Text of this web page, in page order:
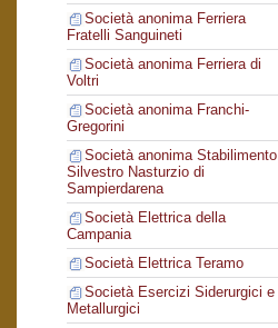
Società anonima Ferriera
Fratelli Sanguineti
Società anonima Ferriera di
Voltri
Società anonima Franchi-
Gregorini
Società anonima Stabilimento
Silvestro Nasturzio di
Sampierdarena
Società Elettrica della
Campania
Società Elettrica Teramo
Società Esercizi Siderurgici e
Metallurgici